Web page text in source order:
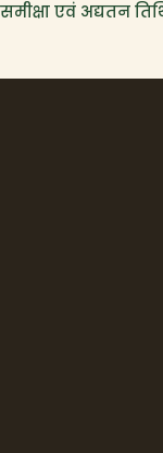
एवं अद्यतन